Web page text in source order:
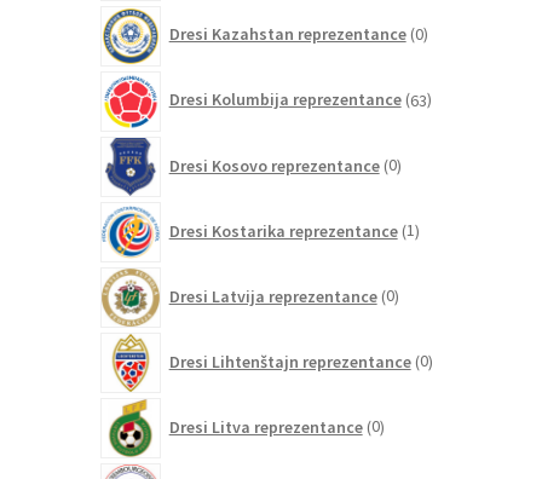
Dresi Kazahstan reprezentance 0izdelkov
Dresi Kolumbija reprezentance 63izdelkov
Dresi Kosovo reprezentance 0izdelkov
Dresi Kostarika reprezentance 1izdelek
Dresi Latvija reprezentance 0izdelkov
Dresi Lihtenštajn reprezentance 0izdelkov
Dresi Litva reprezentance 0izdelkov